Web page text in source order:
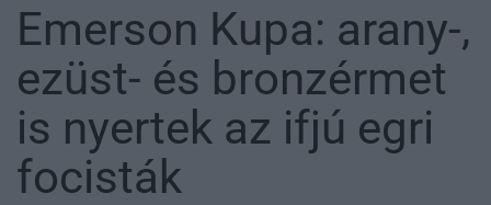
Emerson Kupa: arany-,
ezüst- és bronzérmet
is nyertek az ifjú egri
focisták